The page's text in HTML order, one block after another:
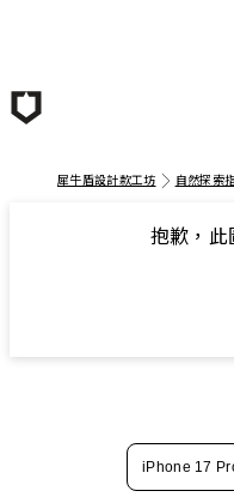
犀牛盾設計款工坊 自然探索
抱歉，此
iPhone 17